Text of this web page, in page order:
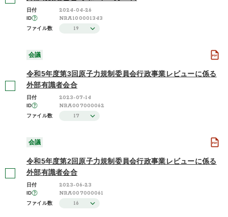
日付 2024-04-26
ID NRA100001343
ファイル数 19
会議
令和5年度第3回原子力規制委員会行政事業レビューに係る
外部有識者会合
日付 2023-07-14
ID NRA007000062
ファイル数 17
会議
令和5年度第2回原子力規制委員会行政事業レビューに係る
外部有識者会合
日付 2023-06-23
ID NRA007000061
ファイル数 16